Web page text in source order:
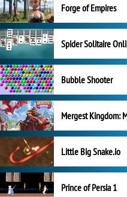
Forge of Empires
Spider Solitaire
Bubble Shooter
Little Big Snake.io
Prince of Persia 1